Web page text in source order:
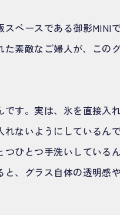
ペースである御影MINI
素敵なご婦人が、この
です。実は、氷を直接入
れないようにしているん
ひとつ手洗いしている
、グラス自体の透明感